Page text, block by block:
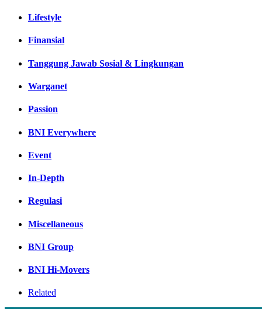
Lifestyle
Finansial
Tanggung Jawab Sosial & Lingkungan
Warganet
Passion
BNI Everywhere
Event
In-Depth
Regulasi
Miscellaneous
BNI Group
BNI Hi-Movers
Related